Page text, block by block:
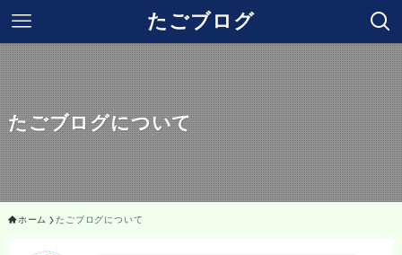
たごブログ
たごブログについて
ホーム たごブログについて